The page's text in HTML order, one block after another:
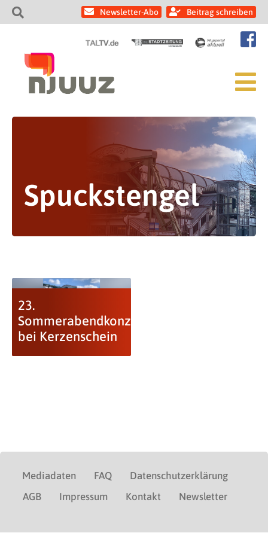
Newsletter-Abo Beitrag schreiben
Spuckstengel
23.
Sommerabendkonzerte
bei Kerzenschein
Mediadaten FAQ
Datenschutzerklärung
AGB
Impressum Kontakt Newsletter